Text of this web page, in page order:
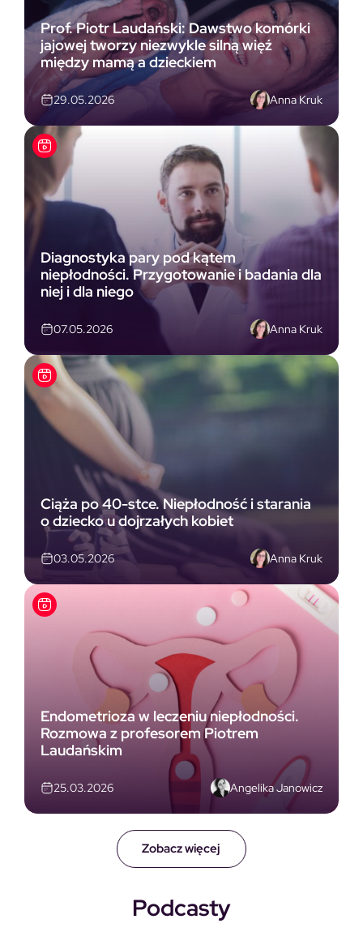
Zobacz więcej
Prof. Piotr Laudański: Dawstwo komórki
jajowej tworzy niezwykle silną więź
między mamą a dzieckiem
29.05.2026 Anna Kruk
Diagnostyka pary pod kątem
niepłodności. Przygotowanie i badania dla
niej i dla niego
07.05.2026 Anna Kruk
Ciąża po 40-stce. Niepłodność i starania
o dziecko u dojrzałych kobiet
03.05.2026 Anna Kruk
Endometrioza w leczeniu niepłodności.
Rozmowa z profesorem Piotrem
Laudańskim
25.03.2026 Angelika Janowicz
Podcasty